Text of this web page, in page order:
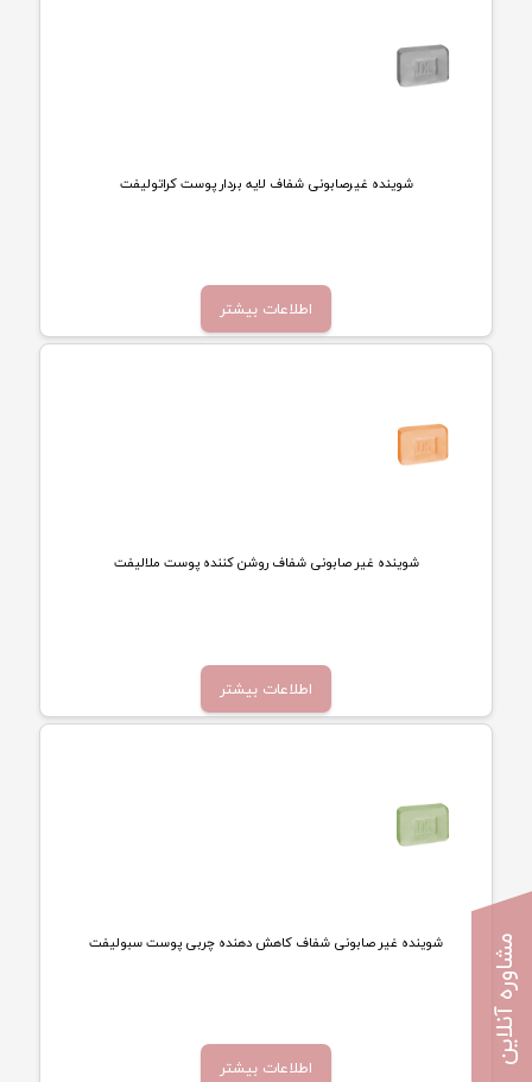
مشاوره آنلاین
شوینده غیرصابونی شفاف لایه بردار پوست کراتولیفت
اطلاعات بیشتر
شوینده غیر صابونی شفاف روشن کننده پوست ملالیفت
اطلاعات بیشتر
شوینده غیر صابونی شفاف کاهش دهنده چربی پوست سبولیفت
اطلاعات بیشتر